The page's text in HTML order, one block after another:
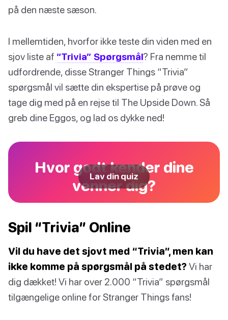
på den næste sæson.
I mellemtiden, hvorfor ikke teste din viden med en
sjov liste af “Trivia” Spørgsmål? Fra nemme til
udfordrende, disse Stranger Things “Trivia”
spørgsmål vil sætte din ekspertise på prøve og
tage dig med på en rejse til The Upside Down. Så
greb dine Eggos, og lad os dykke ned!
Hvor godt kender dine
venner dig?
Lav din quiz
Spil “Trivia” Online
Vil du have det sjovt med “Trivia”, men kan
ikke komme på spørgsmål på stedet?Vi har
dig dækket! Vi har over 2.000 “Trivia” spørgsmål
tilgængelige online for Stranger Things fans!